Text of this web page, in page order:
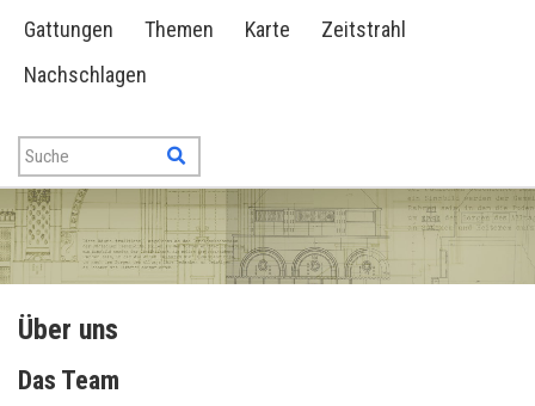
Gattungen Themen Karte
Zeitstrahl
Nachschlagen
Über uns
Das Team